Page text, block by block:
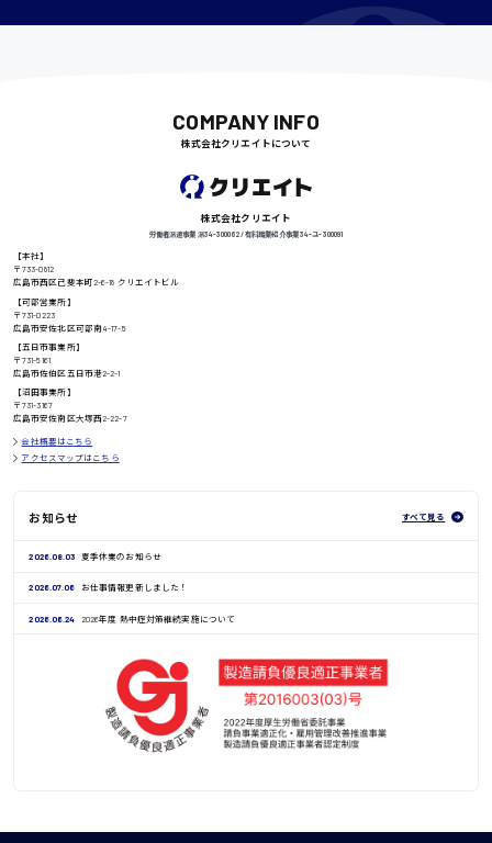
鳥取県
日給8000円〜
COMPANY INFO
株式会社クリエイトについて
株式会社クリエイト
労働者派遣事業 派34-300062 / 有料職業紹介事業 34-ユ-300091
【本社】
〒733-0812
広島市西区己斐本町2-6-18 クリエイトビル
【可部営業所】
〒731-0223
広島市安佐北区可部南4-17-5
【五日市事業所】
〒731-5161
広島市佐伯区五日市港2-2-1
【沼田事業所】
〒731-3167
広島市安佐南区大塚西2-22-7
会社概要はこちら
アクセスマップはこちら
お知らせ すべて見る
2026.08.03 夏季休業のお知らせ
2026.07.06 お仕事情報更新しました！
2026.06.24 2026年度 熱中症対策継続実施について